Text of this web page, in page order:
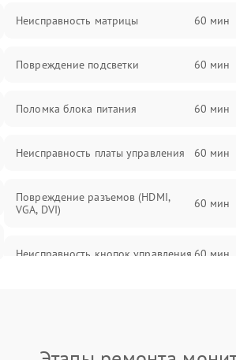
Неисправность матрицы 60 мин
Повреждение подсветки 60 мин
Поломка блока питания 60 мин
Неисправность платы управления 60 мин
Повреждение разъемов (HDMI,
VGA, DVI)
60 мин
Неисправность кнопок управления 60 мин